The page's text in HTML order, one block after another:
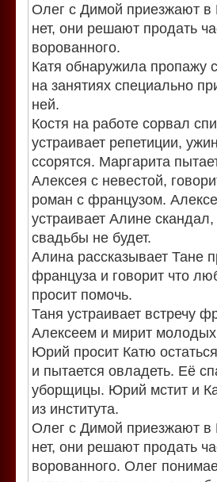
Олег с Димой приезжают в
нет, они решают продать
ворованного.
Катя обнаружила пропажу
на занятиях специально
ней.
Костя на работе сорвал
устраивает репетиции,
ссорятся. Маргарита
Алексея с невестой,
роман с французом.
устраивает Алине скандал,
свадьбы не будет.
Алина рассказывает Тане
француза и говорит что
просит помочь.
Таня устраивает встречу
Алексеем и мирит
Юрий просит Катю
и пытается овладеть. Её
уборщицы. Юрий мстит и
из института.
Олег с Димой приезжают в
нет, они решают продать
ворованного. Олег